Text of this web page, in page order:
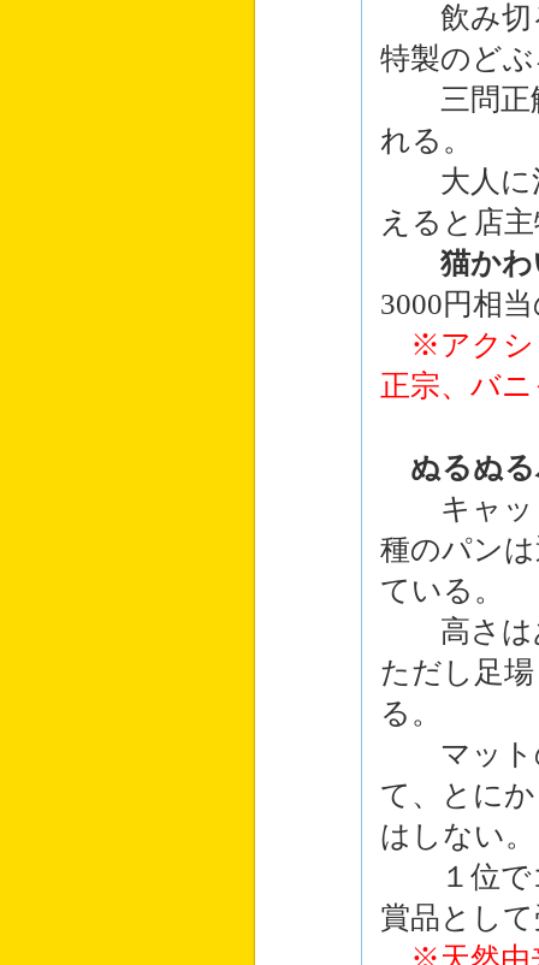
飲み切る
特製のど
三問正解
れる。
大人に混
えると店
猫か
3000円相
※アクシ
正宗、バ
ぬるぬ
キャット
種のパン
ている。
高さはあ
ただし足
る。
マットの
て、とに
はしない。
１位でゴ
賞品とし
※天然由